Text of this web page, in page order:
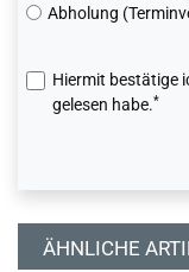
Abholung
Hiermit bestätige
gelesen habe.*
ÄHNLICHE